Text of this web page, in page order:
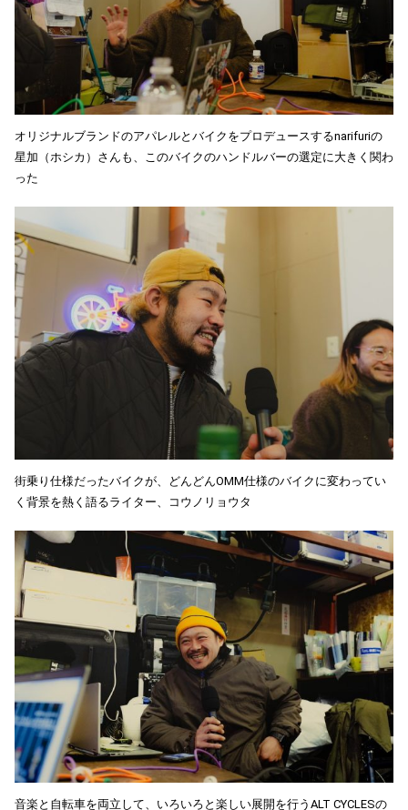
オリジナルブランドのアパレルとバイクをプロデュースするnarifuriの
星加（ホシカ）さんも、このバイクのハンドルバーの選定に大きく関わ
った
街乗り仕様だったバイクが、どんどんOMM仕様のバイクに変わってい
く背景を熱く語るライター、コウノリョウタ
音楽と自転車を両立して、いろいろと楽しい展開を行うALT CYCLESの